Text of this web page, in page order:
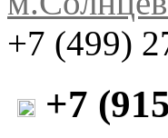
+7 (499)
+7